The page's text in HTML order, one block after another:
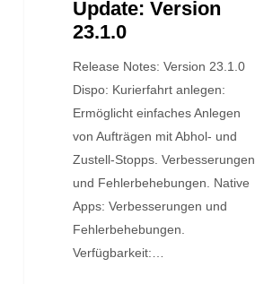
Update: Version
23.1.0
Release Notes: Version 23.1.0
Dispo: Kurierfahrt anlegen:
Ermöglicht einfaches Anlegen
von Aufträgen mit Abhol- und
Zustell-Stopps. Verbesserungen
und Fehlerbehebungen. Native
Apps: Verbesserungen und
Fehlerbehebungen.
Verfügbarkeit:…